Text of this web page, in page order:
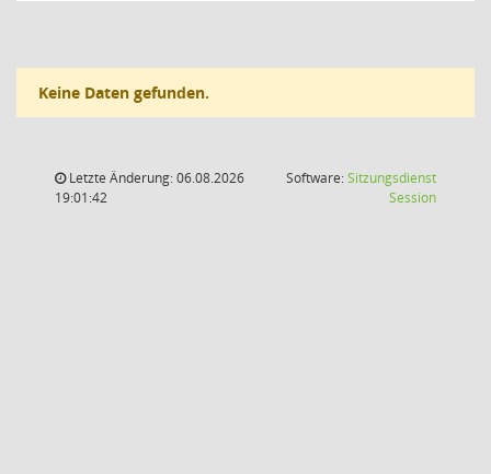
Keine Daten gefunden.
Letzte Änderung: 06.08.2026
19:01:42
Software:Sitzungsdienst
Session(Wird in